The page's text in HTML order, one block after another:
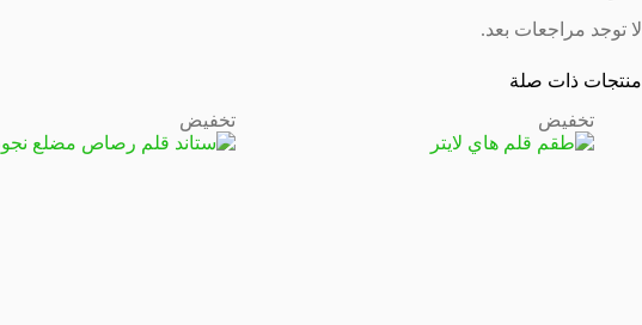
لا توجد مراجعات بعد.
منتجات ذات صلة
تخفيض
تخفيض